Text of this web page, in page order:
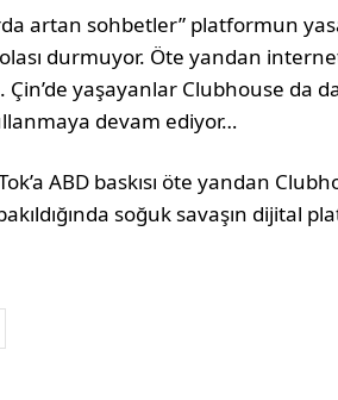
artan sohbetler” platformun
durmuyor. Öte yandan
yaşayanlar Clubhouse da
devam ediyor…
ABD baskısı öte yandan
soğuk savaşın dijital